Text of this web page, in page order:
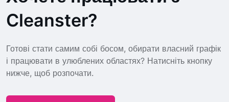
Cleanster?
Готові стати самим собі босом, обирати власний графік
і працювати в улюблених областях? Натисніть кнопку
нижче, щоб розпочати.